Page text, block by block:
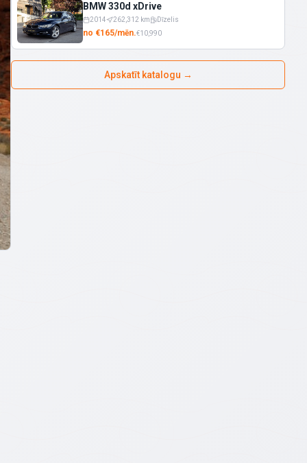
BMW 330d xDrive
2014 262,312 km Dīzelis
no €165/mēn.€10,990
Apskatīt katalogu →